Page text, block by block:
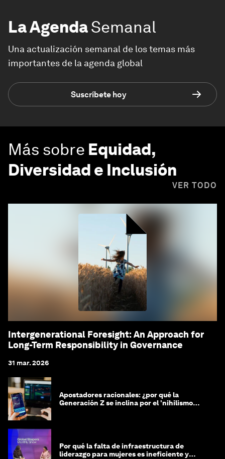
La AgendaSemanal
Una actualización semanal de los temas más
importantes de la agenda global
Suscríbete hoy
Más sobre Equidad,
Diversidad e Inclusión
VER TODO
Intergenerational Foresight: An Approach for
Long-Term Responsibility in Governance
31 mar. 2026
Apostadores racionales: ¿por qué la
Generación Z se inclina por el 'nihilismo
Por qué la falta de infraestructura de
liderazgo para mujeres es ineficiente y